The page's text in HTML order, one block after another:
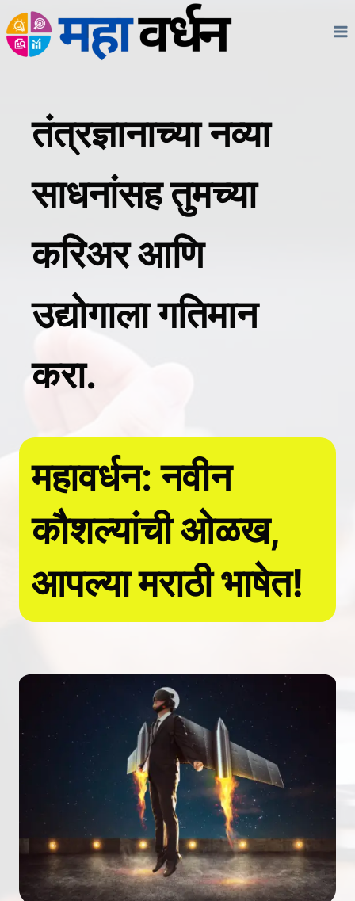
Skip
to
तंत्रज्ञानाच्या नव्या
साधनांसह तुमच्या
करिअर आणि
उद्योगाला गतिमान
करा.
महावर्धन: नवीन
कौशल्यांची ओळख,
आपल्या मराठी भाषेत!